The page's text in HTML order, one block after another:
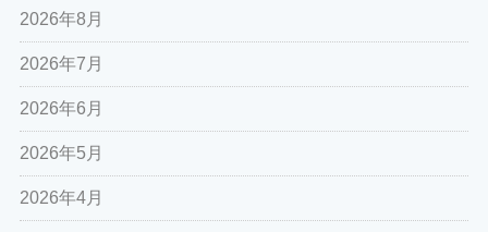
2026年8月
2026年7月
2026年6月
2026年5月
2026年4月